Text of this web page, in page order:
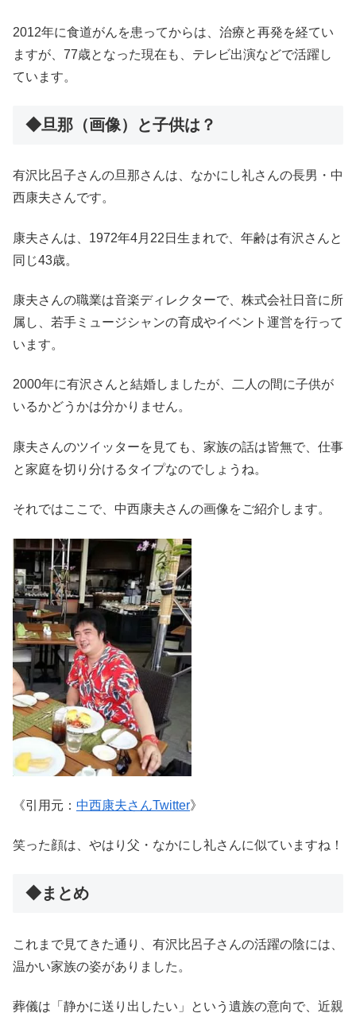
2012年に食道がんを患ってからは、治療と再発を経てい
ますが、77歳となった現在も、テレビ出演などで活躍し
ています。
◆旦那（画像）と子供は？
有沢比呂子さんの旦那さんは、なかにし礼さんの長男・中
西康夫さんです。
康夫さんは、1972年4月22日生まれで、年齢は有沢さんと
同じ43歳。
康夫さんの職業は音楽ディレクターで、株式会社日音に所
属し、若手ミュージシャンの育成やイベント運営を行って
います。
2000年に有沢さんと結婚しましたが、二人の間に子供が
いるかどうかは分かりません。
康夫さんのツイッターを見ても、家族の話は皆無で、仕事
と家庭を切り分けるタイプなのでしょうね。
それではここで、中西康夫さんの画像をご紹介します。
《引用元： 中西康夫さんTwitter》
笑った顔は、やはり父・なかにし礼さんに似ていますね！
◆まとめ
これまで見てきた通り、有沢比呂子さんの活躍の陰には、
温かい家族の姿がありました。
葬儀は「静かに送り出したい」という遺族の意向で、近親